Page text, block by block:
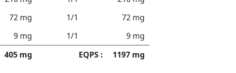
72 mg 1/1
72 mg
9 mg 1/1
9 mg
405 mg EQPS : 1197 mg